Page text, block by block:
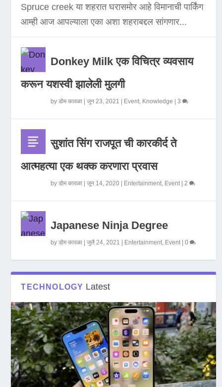
Spruce creek या शहरात घरासमोर आहे विमानाची पार्किंग
आम्ही आज आपल्याला एका अशा शहराबद्दल सांगणार...
Donkey Milk एक विचित्र व्यवसाय
करून यशस्वी झालेली मुलगी
byडोम कावळा |जून 23, 2021 Event, Knowledge |3
सुशांत सिंग राजपूत ची कारकीर्द ते
आत्महत्या एक थक्क करणारा प्रवास
byडोम कावळा |जून 14, 2020 Entertainment, Event|2
Japanese Ninja Degree
byडोम कावळा |जुलै 24, 2021 Entertainment, Event|0
TECHNOLOGY Latest